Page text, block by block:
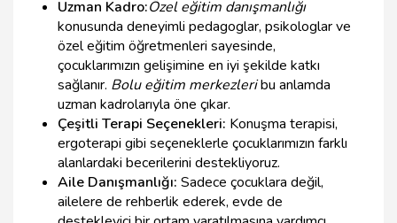
Uzman Kadro:Özel eğitim danışmanlığı
konusunda deneyimli pedagoglar, psikologlar ve
özel eğitim öğretmenleri sayesinde,
çocuklarımızın gelişimine en iyi şekilde katkı
sağlanır. Bolu eğitim merkezleribu anlamda
uzman kadrolarıyla öne çıkar.
Çeşitli Terapi Seçenekleri: Konuşma terapisi,
ergoterapi gibi seçeneklerle çocuklarımızın farklı
alanlardaki becerilerini destekliyoruz.
Aile Danışmanlığı: Sadece çocuklara değil,
ailelere de rehberlik ederek, evde de